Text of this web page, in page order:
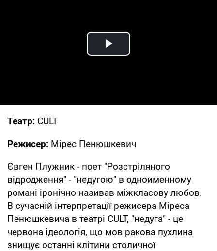
Play Video
Театр: CULT
Режисер: Мірес Пенюшкевич
Євген Плужник - поет "Розстріляного
відродження" - "недугою" в однойменному
романі іронічно називав міжкласову любов.
В сучасній інтерпретації режисера Міреса
Пенюшкевича в театрі CULT, "недуга" - це
червона ідеологія, що мов ракова пухлина
знищує останні клітини столичної